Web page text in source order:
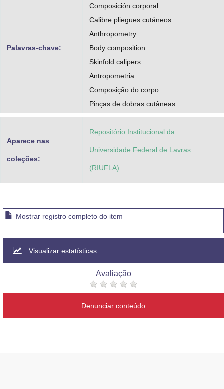
Palavras-chave:
Composición corporal
Calibre pliegues cutáneos
Anthropometry
Body composition
Skinfold calipers
Antropometria
Composição do corpo
Pinças de dobras cutâneas
Aparece nas
coleções:
Repositório Institucional da
Universidade Federal de Lavras
(RIUFLA)
Mostrar registro completo do item
Visualizar estatísticas
Avaliação
Denunciar conteúdo